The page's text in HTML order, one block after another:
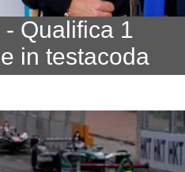
Qualifica 1
in testacoda